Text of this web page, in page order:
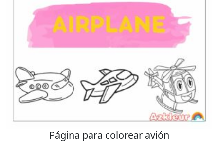
Página para colorear avión